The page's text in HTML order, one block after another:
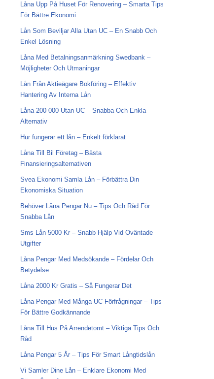
Låna Upp På Huset För Renovering – Smarta Tips
För Bättre Ekonomi
Lån Som Beviljar Alla Utan UC – En Snabb Och
Enkel Lösning
Låna Med Betalningsanmärkning Swedbank –
Möjligheter Och Utmaningar
Lån Från Aktieägare Bokföring – Effektiv
Hantering Av Interna Lån
Låna 200 000 Utan UC – Snabba Och Enkla
Alternativ
Hur fungerar ett lån – Enkelt förklarat
Låna Till Bil Företag – Bästa
Finansieringsalternativen
Svea Ekonomi Samla Lån – Förbättra Din
Ekonomiska Situation
Behöver Låna Pengar Nu – Tips Och Råd För
Snabba Lån
Sms Lån 5000 Kr – Snabb Hjälp Vid Oväntade
Utgifter
Låna Pengar Med Medsökande – Fördelar Och
Betydelse
Låna 2000 Kr Gratis – Så Fungerar Det
Låna Pengar Med Många UC Förfrågningar – Tips
För Bättre Godkännande
Låna Till Hus På Arrendetomt – Viktiga Tips Och
Råd
Låna Pengar 5 År – Tips För Smart Långtidslån
Vi Samler Dine Lån – Enklare Ekonomi Med